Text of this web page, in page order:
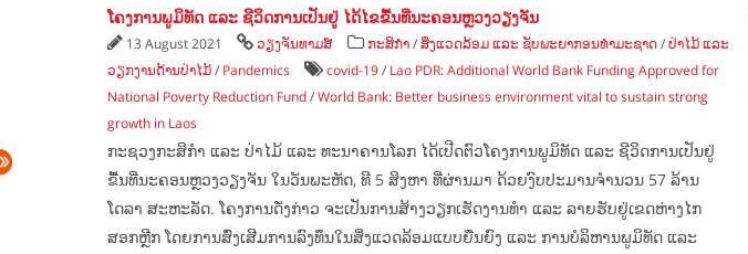
ໂຄງການພູມິທັດ ແລະ ຊີວິດການເປັນຢູ່ ໄດ້ໄຂຂື້ນທີ່ນະຄອນຫຼວງວຽງຈັນ
13 August 2021 ວຽງຈັນທາມສ໌ ກະສິກຳ/ສິ່ງແວດລ້ອມ ແລະ ຊັບພະຍາກອນທຳມະຊາດ/ປ່າໄມ້ ແລະ
ວຽກງານດ້ານປ່າໄມ້/ Pandemics covid-19/ Lao PDR: Additional World Bank Funding Approved for
National Poverty Reduction Fund/World Bank: Better business environment vital to sustain strong
growth in Laos
ກະຊວງກະສິກຳ ແລະ ປ່າໄມ້ ແລະ ທະນາຄານໂລກ ໄດ້ເປີດຕົວໂຄງການພູມິທັດ ແລະ ຊີວິດການເປັນຢູ່
ຂື້ນທີ່ນະຄອນຫຼວງວຽງຈັນ ໃນວັນພະຫັດ, ທີ 5 ສິງຫາ ທີ່ຜ່ານມາ ດ້ວຍງົບປະມານຈຳນວນ 57 ລ້ານ
ໂດລາ ສະຫະລັດ. ໂຄງການດັ່ງກ່າວ ຈະເປັນການສ້າງວຽກເຮັດງານທຳ ແລະ ລາຍຮັບຢູ່ເຂດຫ່າງໄກ
ສອກຫຼີກ ໂດຍການສົ່ງເສີມການລົງທຶນໃນສິ່ງແວດລ້ອມແບບຍືນຍົງ ແລະ ການບໍລິຫານພູມິທັດ ແລະ